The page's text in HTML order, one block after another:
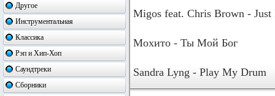
Другое
Инструментальная
Классика
Рэп и Хип-Хоп
Саундтреки
Сборники
Migos feat. Chris Brown - Just
Мохито - Ты Мой Бог
Sandra Lyng - Play My Drum